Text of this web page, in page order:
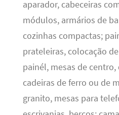
aparador, cabeceiras
módulos, armários de
cozinhas compactas;
prateleiras, colocação
painél, mesas de centro,
cadeiras de ferro ou de
granito, mesas para